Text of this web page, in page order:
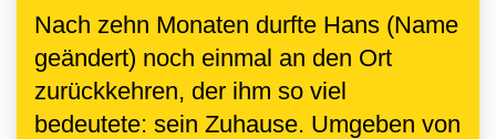
Nach zehn Monaten durfte Hans (Name
geändert) noch einmal an den Ort
zurückkehren, der ihm so viel
bedeutete: sein Zuhause. Umgeben von